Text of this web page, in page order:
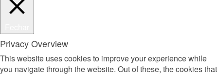
Privacy Overview
This website uses cookies to improve your experience while
you navigate through the website. Out of these, the cookies that